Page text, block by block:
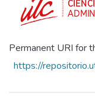
Permanent URI for
https://